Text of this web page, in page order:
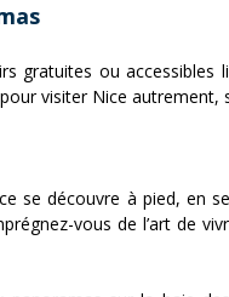
gratuites ou
visiter Nice autrement,
se découvre à pied, en
vous de l’art de